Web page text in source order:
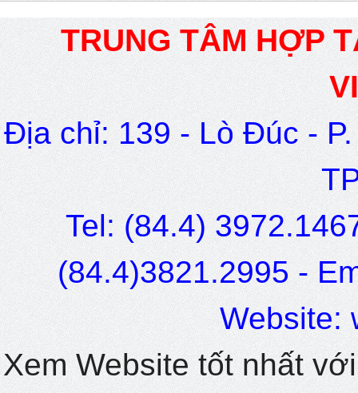
TRUNG TÂM HỢP
Địa chỉ: 139 - Lò Đúc -
Tel: (84.4)
(84.4)3821.2995 -
Website:
Xem Website tốt nhất